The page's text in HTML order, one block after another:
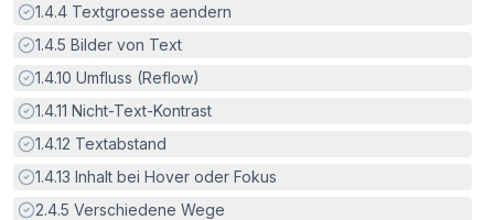
Erfüllt:
1.4.4 Textgroesse aendern
Erfüllt:
1.4.5 Bilder von Text
Erfüllt:
1.4.10 Umfluss (Reflow)
Erfüllt:
1.4.11 Nicht-Text-Kontrast
Erfüllt:
1.4.12 Textabstand
Erfüllt:
1.4.13 Inhalt bei Hover oder Fokus
Erfüllt:
2.4.5 Verschiedene Wege